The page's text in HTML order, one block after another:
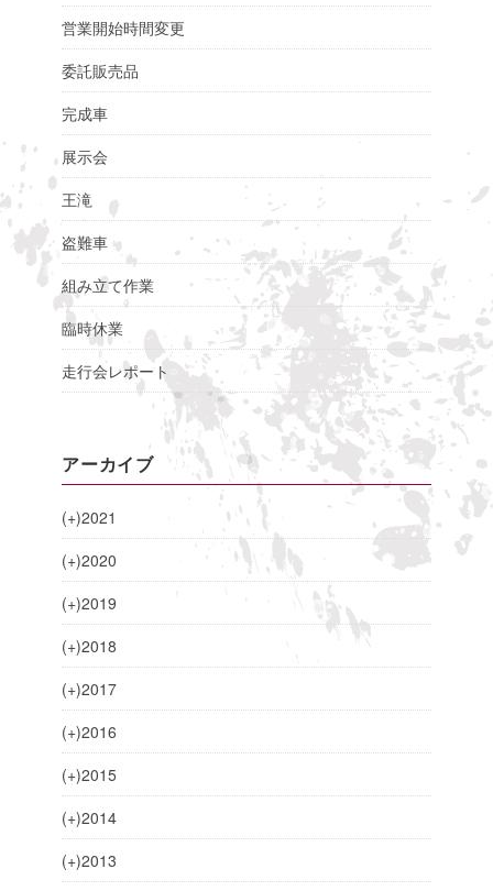
営業開始時間変更
委託販売品
完成車
展示会
王滝
盗難車
組み立て作業
臨時休業
走行会レポート
アーカイブ
(+)2021
(+)2020
(+)2019
(+)2018
(+)2017
(+)2016
(+)2015
(+)2014
(+)2013